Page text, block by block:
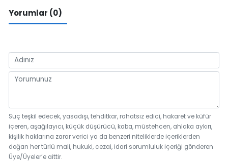
Yorumlar (0)
Suç teşkil edecek, yasadışı, tehditkar, rahatsız edici, hakaret ve küfür
içeren, aşağılayıcı, küçük düşürücü, kaba, müstehcen, ahlaka aykırı,
kişilik haklarına zarar verici ya da benzeri niteliklerde içeriklerden
doğan her türlü mali, hukuki, cezai, idari sorumluluk içeriği gönderen
Üye/Üyeler’e aittir.